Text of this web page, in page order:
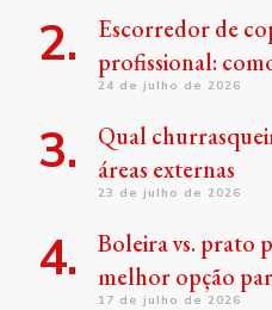
Escorredor de
profissional:
24 de julho de 2026
Qual
áreas externas
23 de julho de 2026
Boleira vs. prato
melhor opção
17 de julho de 2026